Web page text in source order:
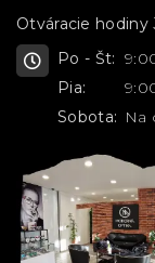
Otváracie hodiny
Po - Št:
Pia:
Sobota: Na